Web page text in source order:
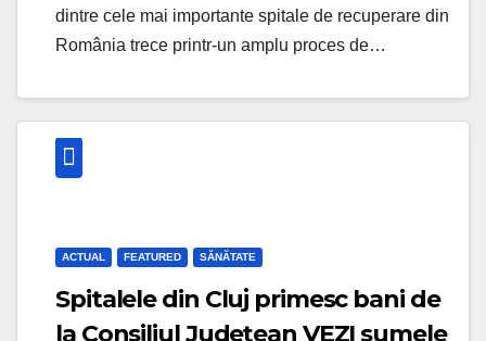
dintre cele mai importante spitale de recuperare din
România trece printr-un amplu proces de…
ACTUAL FEATURED SĂNĂTATE
Spitalele din Cluj primesc bani de
la Consiliul Județean VEZI sumele